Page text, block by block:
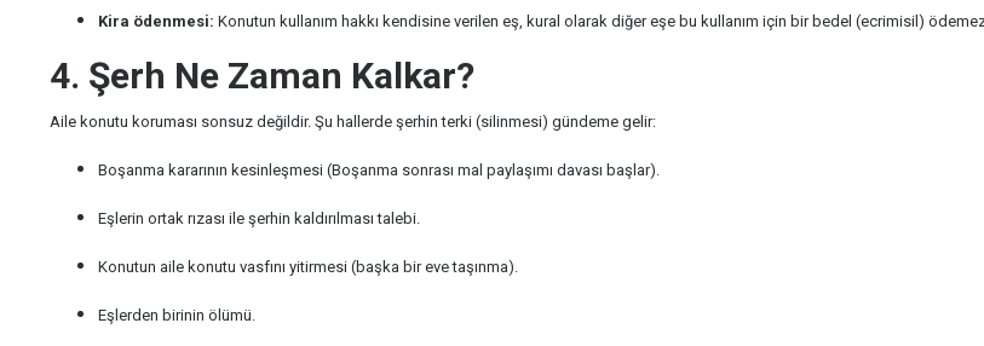
Kira ödenmesi: Konutun kullanım hakkı kendisine verilen eş, kural olarak diğer eşe bu kullanım için bir bedel (ecrimisil)
4. Şerh Ne Zaman Kalkar?
Aile konutu koruması sonsuz değildir. Şu hallerde şerhin terki (silinmesi) gündeme gelir:
Boşanma kararının kesinleşmesi (Boşanma sonrası mal paylaşımı davası başlar).
Eşlerin ortak rızası ile şerhin kaldırılması talebi.
Konutun aile konutu vasfını yitirmesi (başka bir eve taşınma).
Eşlerden birinin ölümü.